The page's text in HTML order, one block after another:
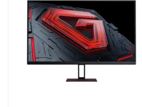
Товар под заказ